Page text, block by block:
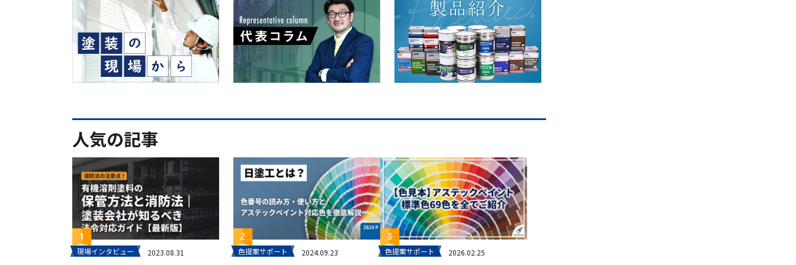
人気の記事
現場インタビュー 2023.08.31 色提案サポート 2024.09.23 色提案サポート 2026.02.25